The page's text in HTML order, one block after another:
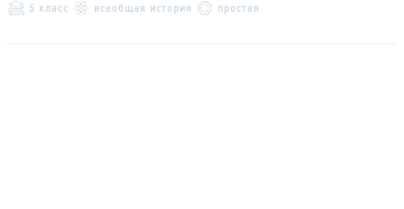
5 класс всеобщая история простая